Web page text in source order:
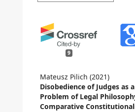
9
Mateusz Pilich (2021)
Disobedience of Judges as a
Problem of Legal
Comparative